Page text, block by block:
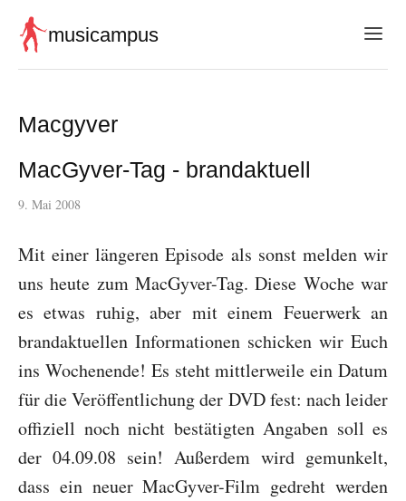
musicampus
Macgyver
MacGyver-Tag - brandaktuell
9. Mai 2008
Mit einer längeren Episode als sonst melden wir
uns heute zum MacGyver-Tag. Diese Woche war
es etwas ruhig, aber mit einem Feuerwerk an
brandaktuellen Informationen schicken wir Euch
ins Wochenende! Es steht mittlerweile ein Datum
für die Veröffentlichung der DVD fest: nach leider
offiziell noch nicht bestätigten Angaben soll es
der 04.09.08 sein! Außerdem wird gemunkelt,
dass ein neuer MacGyver-Film gedreht werden